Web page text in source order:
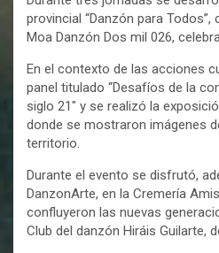
provincial “Danzón para
Moa Danzón Dos mil 026,
En el contexto de las acciones
panel titulado “Desafíos de la
siglo 21″ y se realizó la
donde se mostraron imágenes
territorio.
Durante el evento se disfrutó,
DanzonArte, en la Cremería
confluyeron las nuevas
Club del danzón Hiráis Guilarte,